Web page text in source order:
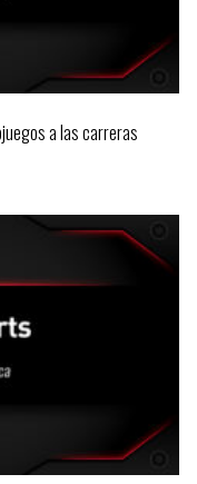
a las carreras